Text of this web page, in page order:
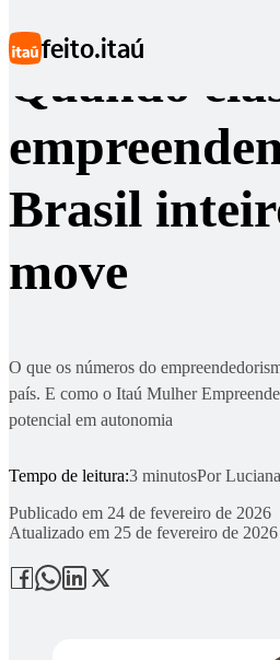
feito.itaú
Quando
Brasil
move
O que os números do
país. E como o Itaú Mulher
potencial em autonomia
Tempo de leitura:3 minutosPor
Publicado em 24 de fevereiro de 2026
Atualizado em 25 de fevereiro de 2026